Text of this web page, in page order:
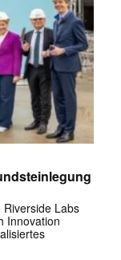
Labs
Innovation